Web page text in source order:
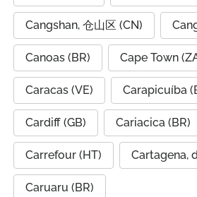
Cangshan, 仓山区 (CN)
Canoas (BR) Cape Town
Caracas (VE) Carapicuíba
Cardiff (GB) Cariacica (BR)
Carrefour (HT) Cartagena,
Caruaru (BR)